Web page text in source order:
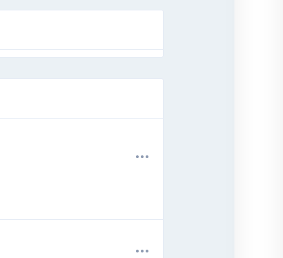
...
...